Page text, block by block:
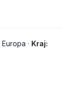
Europa · Kraj: